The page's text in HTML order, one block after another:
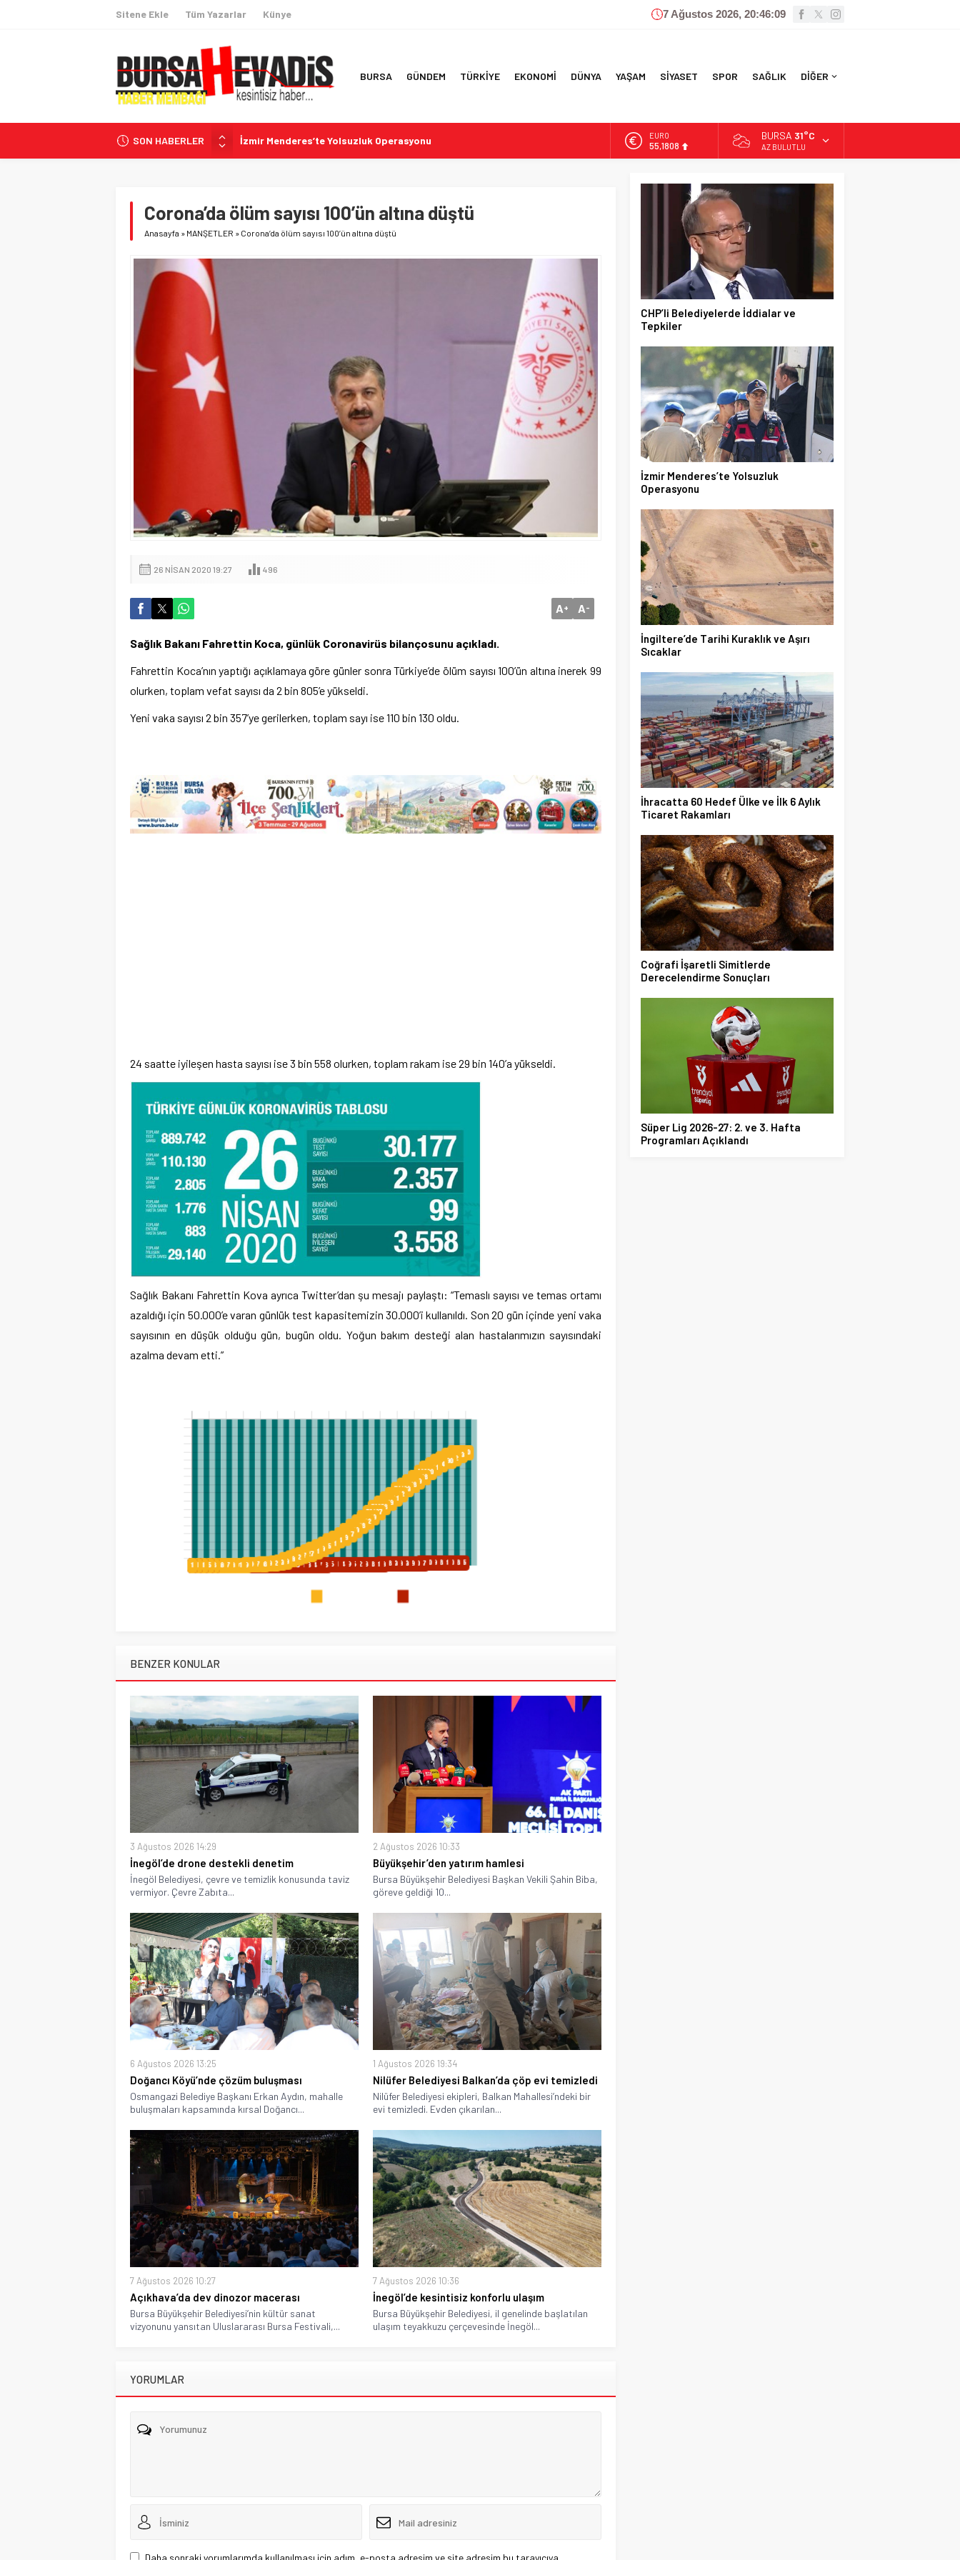
Sitene Ekle Tüm Yazarlar Künye 7 Ağustos 2026, 20:46:10
BURSA GÜNDEM TÜRKİYE EKONOMİ DÜNYA YAŞAM SİYASET SPOR SAĞLIK DİĞER
SON HABERLER
İzmir Menderes’te Yolsuzluk Operasyonu
İngiltere’de Tarihi Kuraklık ve Aşırı Sıcaklar
Coğrafi İşaretli Simitlerde Derecelendirme Sonuçları
CHP’li Belediyelerde İddialar ve Tepkiler
ALTIN
6.662,82
13.779,39
BURSA 31°C
AZ BULUTLU
Corona’da ölüm sayısı 100’ün altına düştü
Anasayfa » MANŞETLER » Corona’da ölüm sayısı 100’ün altına düştü
26 NISAN 2020 19:27 496
A+ A-
Sağlık Bakanı Fahrettin Koca, günlük Coronavirüs bilançosunu açıkladı.
Fahrettin Koca’nın yaptığı açıklamaya göre günler sonra Türkiye’de ölüm sayısı 100’ün altına inerek 99
olurken, toplam vefat sayısı da 2 bin 805’e yükseldi.
Yeni vaka sayısı 2 bin 357’ye gerilerken, toplam sayı ise 110 bin 130 oldu.
24 saatte iyileşen hasta sayısı ise 3 bin 558 olurken, toplam rakam ise 29 bin 140’a yükseldi.
Sağlık Bakanı Fahrettin Kova ayrıca Twitter’dan şu mesajı paylaştı: “Temaslı sayısı ve temas ortamı
azaldığı için 50.000’e varan günlük test kapasitemizin 30.000’i kullanıldı. Son 20 gün içinde yeni vaka
sayısının en düşük olduğu gün, bugün oldu. Yoğun bakım desteği alan hastalarımızın sayısındaki
azalma devam etti.”
BENZER KONULAR
3 Ağustos 2026 14:29
İnegöl’de drone destekli denetim
İnegöl Belediyesi, çevre ve temizlik konusunda taviz
vermiyor. Çevre Zabıta...
2 Ağustos 2026 10:33
Büyükşehir’den yatırım hamlesi
Bursa Büyükşehir Belediyesi Başkan Vekili Şahin Biba,
göreve geldiği 10...
6 Ağustos 2026 13:25
Doğancı Köyü’nde çözüm buluşması
Osmangazi Belediye Başkanı Erkan Aydın, mahalle
buluşmaları kapsamında kırsal Doğancı...
1 Ağustos 2026 19:34
Nilüfer Belediyesi Balkan’da çöp evi temizledi
Nilüfer Belediyesi ekipleri, Balkan Mahallesi’ndeki bir
evi temizledi. Evden çıkarılan...
7 Ağustos 2026 10:27
Açıkhava’da dev dinozor macerası
Bursa Büyükşehir Belediyesi’nin kültür sanat
vizyonunu yansıtan Uluslararası Bursa Festivali,...
7 Ağustos 2026 10:36
İnegöl’de kesintisiz konforlu ulaşım
Bursa Büyükşehir Belediyesi, il genelinde başlatılan
ulaşım teyakkuzu çerçevesinde İnegöl...
YORUMLAR
CHP’li Belediyelerde İddialar ve
Tepkiler
İzmir Menderes’te Yolsuzluk
Operasyonu
İngiltere’de Tarihi Kuraklık ve Aşırı
Sıcaklar
İhracatta 60 Hedef Ülke ve İlk 6 Aylık
Ticaret Rakamları
Coğrafi İşaretli Simitlerde
Derecelendirme Sonuçları
Süper Lig 2026-27: 2. ve 3. Hafta
Programları Açıklandı